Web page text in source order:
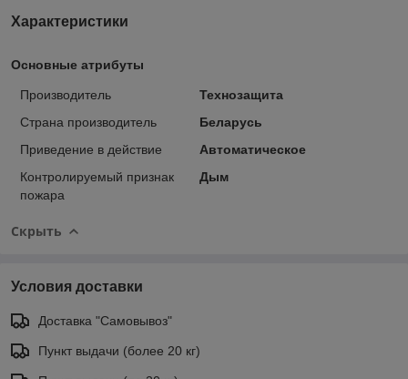
Характеристики
Основные атрибуты
Производитель
Технозащита
Страна производитель
Беларусь
Приведение в действие
Автоматическое
Контролируемый признак
пожара
Дым
Скрыть
Условия доставки
Доставка "Самовывоз"
Пункт выдачи (более 20 кг)